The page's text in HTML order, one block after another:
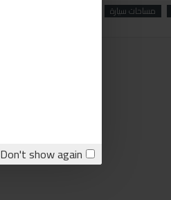
Don't show again.
مساحات سيارة